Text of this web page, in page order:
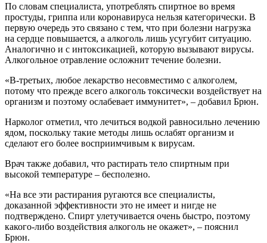
По словам специалиста, употреблять спиртное во время
простуды, гриппа или коронавируса нельзя категорически. В
первую очередь это связано с тем, что при болезни нагрузка
на сердце повышается, а алкоголь лишь усугубит ситуацию.
Аналогично и с интоксикацией, которую вызывают вирусы.
Алкогольное отравление осложнит течение болезни.
«В-третьих, любое лекарство несовместимо с алкоголем,
потому что прежде всего алкоголь токсически воздействует на
организм и поэтому ослабевает иммунитет», – добавил Брюн.
Нарколог отметил, что лечиться водкой равносильно лечению
ядом, поскольку такие методы лишь ослабят организм и
сделают его более восприимчивым к вирусам.
Врач также добавил, что растирать тело спиртным при
высокой температуре – бесполезно.
«На все эти растирания ругаются все специалисты,
доказанной эффективности это не имеет и нигде не
подтверждено. Спирт улетучивается очень быстро, поэтому
какого-либо воздействия алкоголь не окажет», – пояснил
Брюн.